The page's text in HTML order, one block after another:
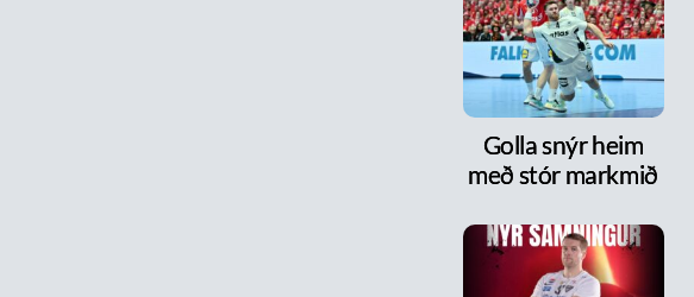
Golla snýr heim
með stór markmið